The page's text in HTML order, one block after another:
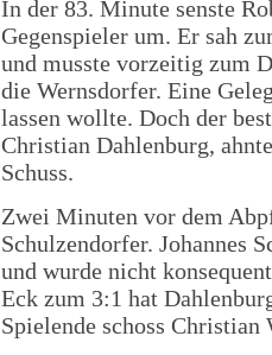
In der 83. Minute senste
Gegenspieler um. Er sah
und musste vorzeitig zum
die Wernsdorfer. Eine
lassen wollte. Doch der
Christian Dahlenburg,
Schuss.
Zwei Minuten vor dem
Schulzendorfer. Johannes
und wurde nicht
Eck zum 3:1 hat
Spielende schoss Christian